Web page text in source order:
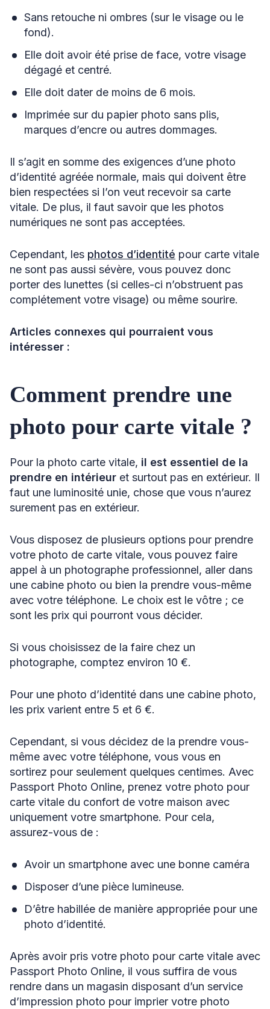
Sans retouche ni ombres (sur le visage ou le
fond).
Elle doit avoir été prise de face, votre visage
dégagé et centré.
Elle doit dater de moins de 6 mois.
Imprimée sur du papier photo sans plis,
marques d’encre ou autres dommages.
Il s’agit en somme des exigences d’une photo
d’identité agréée normale, mais qui doivent être
bien respectées si l’on veut recevoir sa carte
vitale. De plus, il faut savoir que les photos
numériques ne sont pas acceptées.
Cependant, les photos d’identité pour carte vitale
ne sont pas aussi sévère, vous pouvez donc
porter des lunettes (si celles-ci n’obstruent pas
complétement votre visage) ou même sourire.
Articles connexes qui pourraient vous
intéresser :
Comment prendre une
photo pour carte vitale ?
Pour la photo carte vitale, il est essentiel de la
prendre en intérieur et surtout pas en extérieur. Il
faut une luminosité unie, chose que vous n’aurez
surement pas en extérieur.
Vous disposez de plusieurs options pour prendre
votre photo de carte vitale, vous pouvez faire
appel à un photographe professionnel, aller dans
une cabine photo ou bien la prendre vous-même
avec votre téléphone. Le choix est le vôtre ; ce
sont les prix qui pourront vous décider.
Si vous choisissez de la faire chez un
photographe, comptez environ 10 €.
Pour une photo d’identité dans une cabine photo,
les prix varient entre 5 et 6 €.
Cependant, si vous décidez de la prendre vous-
même avec votre téléphone, vous vous en
sortirez pour seulement quelques centimes. Avec
Passport Photo Online, prenez votre photo pour
carte vitale du confort de votre maison avec
uniquement votre smartphone. Pour cela,
assurez-vous de :
Avoir un smartphone avec une bonne caméra
Disposer d’une pièce lumineuse.
D’être habillée de manière appropriée pour une
photo d’identité.
Après avoir pris votre photo pour carte vitale avec
Passport Photo Online, il vous suffira de vous
rendre dans un magasin disposant d’un service
d’impression photo pour imprier votre photo